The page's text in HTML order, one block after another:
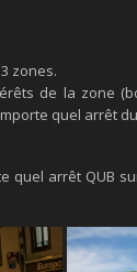
zones.
de la zone
quel arrêt
quel arrêt QUB